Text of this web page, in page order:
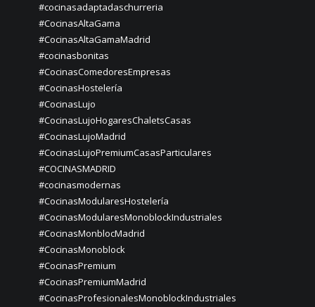
#cocinasadaptadaschurreria
#CocinasAltaGama
#CocinasAltaGamaMadrid
#cocinasbonitas
#CocinasComedoresEmpresas
#CocinasHostelería
#CocinasLujo
#CocinasLujoHogaresChaletsCasas
#CocinasLujoMadrid
#CocinasLujoPremiumCasasParticulares
#COCINASMADRID
#cocinasmodernas
#CocinasModularesHostelería
#CocinasModularesMonoblockIndustriales
#CocinasMonblocMadrid
#CocinasMonoblock
#CocinasPremium
#CocinasPremiumMadrid
#CocinasProfesionalesMonoblockIndustriales